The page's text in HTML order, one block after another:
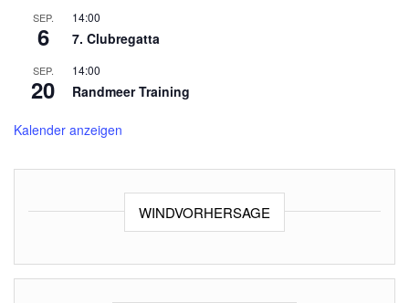
SEP.
6
14:00
7. Clubregatta
SEP.
20
14:00
Randmeer Training
Kalender anzeigen
WINDVORHERSAGE